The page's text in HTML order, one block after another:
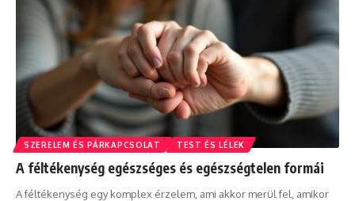
SZERELEM ÉS PÁRKAPCSOLAT TEST ÉS LÉLEK
A féltékenység egészséges és egészségtelen formái
A féltékenység egy komplex érzelem, ami akkor merül fel, amikor